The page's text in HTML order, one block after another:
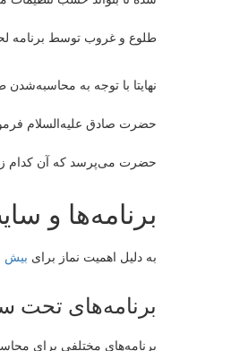
طلوع و غروب توسط برنامه
حضرت صادق علیه‌السلام
حضرت می‌پرسد که آن کدام
برنامه‌ها و
به دلیل اهمیت نماز برای بیش
برنامه‌های تحت
برنامه‌های مختلفی برای